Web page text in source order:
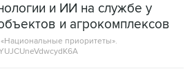
и ИИ на службе у
и агрокомплексов
приоритеты».